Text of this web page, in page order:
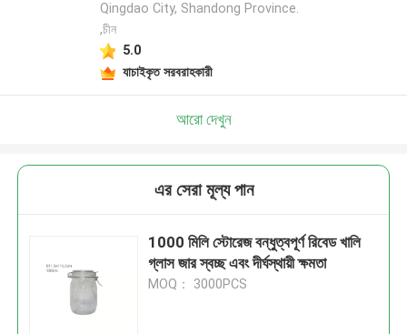
Qingdao City, Shandong Province.
,চীন
5.0
যাচাইকৃত সরবরাহকারী
আরো দেখুন
এর সেরা মূল্য পান
1000 মিলি স্টোরেজ বন্ধুত্বপূর্ণ রিবেড খালি
গ্লাস জার স্বচ্ছ এবং দীর্ঘস্থায়ী ক্ষমতা
MOQ： 3000PCS